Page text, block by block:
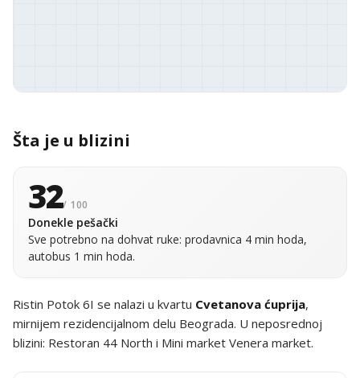
Šta je u blizini
32/ 100
Donekle pešački
Sve potrebno na dohvat ruke: prodavnica 4 min hoda,
autobus 1 min hoda.
Ristin Potok 6I se nalazi u kvartu Cvetanova ćuprija,
mirnijem rezidencijalnom delu Beograda. U neposrednoj
blizini: Restoran 44 North i Mini market Venera market.